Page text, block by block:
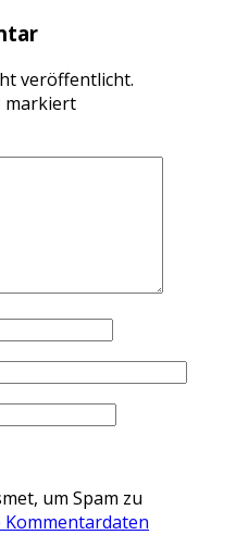
veröffentlicht.
markiert
um Spam zu
Kommentardaten